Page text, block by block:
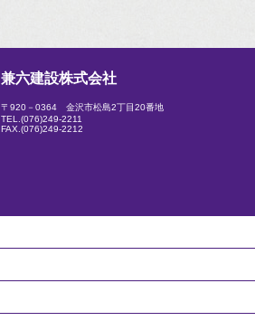
兼六建設株式会社
〒920－0364 金沢市松島2丁目20番地
TEL. (076)249-2211
FAX.(076)249-2212